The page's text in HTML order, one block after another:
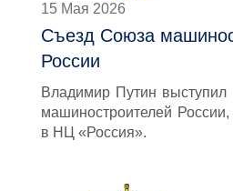
15 Мая 2026
Съезд Союза
России
Владимир Путин
машиностроителей
в НЦ «Россия».